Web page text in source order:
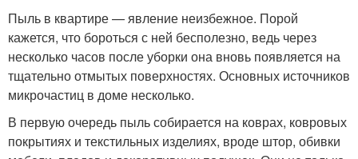
Пыль в квартире — явление неизбежное. Порой
кажется, что бороться с ней бесполезно, ведь через
несколько часов после уборки она вновь появляется на
тщательно отмытых поверхностях. Основных источников
микрочастиц в доме несколько.
В первую очередь пыль собирается на коврах, ковровых
покрытиях и текстильных изделиях, вроде штор, обивки